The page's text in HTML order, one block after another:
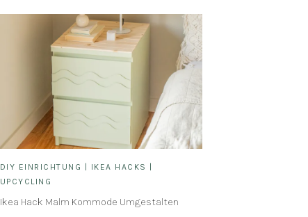
DIY EINRICHTUNG | IKEA HACKS |
UPCYCLING
Ikea Hack Malm Kommode Umgestalten